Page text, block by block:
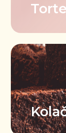
Torte